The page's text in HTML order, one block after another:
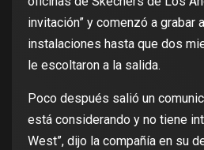
invitación” y comenzó a grabar
instalaciones hasta que dos
le escoltaron a la salida.
Poco después salió un
está considerando y no tiene
West”, dijo la compañía en su